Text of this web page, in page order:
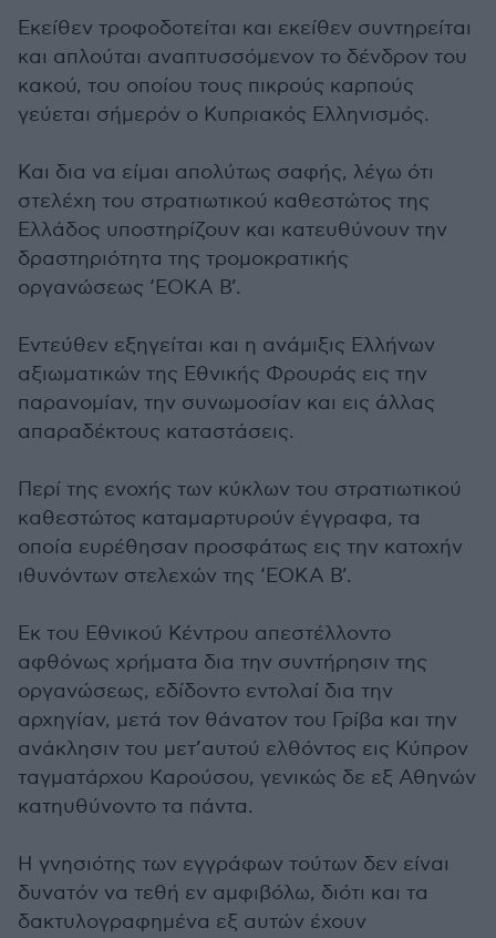
Εκείθεν τροφοδοτείται και εκείθεν συντηρείται
και απλούται αναπτυσσόμενον το δένδρον του
κακού, του οποίου τους πικρούς καρπούς
γεύεται σήμερόν ο Κυπριακός Ελληνισμός.
Και δια να είμαι απολύτως σαφής, λέγω ότι
στελέχη του στρατιωτικού καθεστώτος της
Ελλάδος υποστηρίζουν και κατευθύνουν την
δραστηριότητα της τρομοκρατικής
οργανώσεως ‘ΕΟΚΑ Β’.
Εντεύθεν εξηγείται και η ανάμιξις Ελλήνων
αξιωματικών της Εθνικής Φρουράς εις την
παρανομίαν, την συνωμοσίαν και εις άλλας
απαραδέκτους καταστάσεις.
Περί της ενοχής των κύκλων του στρατιωτικού
καθεστώτος καταμαρτυρούν έγγραφα, τα
οποία ευρέθησαν προσφάτως εις την κατοχήν
ιθυνόντων στελεχών της ‘ΕΟΚΑ Β’.
Εκ του Εθνικού Κέντρου απεστέλλοντο
αφθόνως χρήματα δια την συντήρησιν της
οργανώσεως, εδίδοντο εντολαί δια την
αρχηγίαν, μετά τον θάνατον του Γρίβα και την
ανάκλησιν του μετ’αυτού ελθόντος εις Κύπρον
ταγματάρχου Καρούσου, γενικώς δε εξ Αθηνών
κατηυθύνοντο τα πάντα.
Η γνησιότης των εγγράφων τούτων δεν είναι
δυνατόν να τεθή εν αμφιβόλω, διότι και τα
δακτυλογραφημένα εξ αυτών έχουν